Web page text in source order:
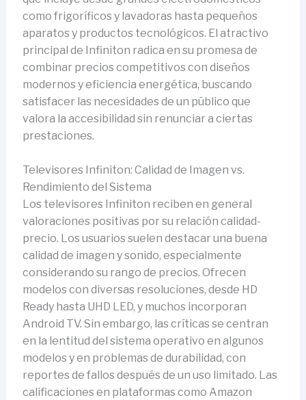
como frigoríficos y lavadoras hasta pequeños
aparatos y productos tecnológicos. El atractivo
principal de Infiniton radica en su promesa de
combinar precios competitivos con diseños
modernos y eficiencia energética, buscando
satisfacer las necesidades de un público que
valora la accesibilidad sin renunciar a ciertas
prestaciones.
Televisores Infiniton: Calidad de Imagen vs.
Rendimiento del Sistema
Los televisores Infiniton reciben en general
valoraciones positivas por su relación calidad-
precio. Los usuarios suelen destacar una buena
calidad de imagen y sonido, especialmente
considerando su rango de precios. Ofrecen
modelos con diversas resoluciones, desde HD
Ready hasta UHD LED, y muchos incorporan
Android TV. Sin embargo, las críticas se centran
en la lentitud del sistema operativo en algunos
modelos y en problemas de durabilidad, con
reportes de fallos después de un uso limitado. Las
calificaciones en plataformas como Amazon